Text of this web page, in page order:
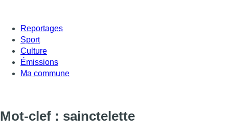
Reportages
Sport
Culture
Émissions
Ma commune
Mot-clef : sainctelette